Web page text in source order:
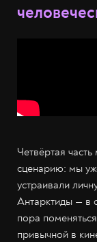
Четвёртая
сценарию: мы
устраивали
Антарктиды — в
пора
привычной в